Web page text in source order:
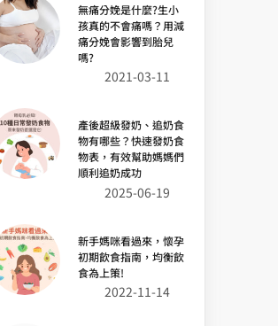
無痛分娩是什麼?生小
孩真的不會痛嗎？用減
痛分娩會影響到胎兒
嗎?
2021-03-11
產後超級發奶、追奶食
物有哪些？快速發奶食
物表，有效幫助媽媽們
順利追奶成功
2025-06-19
新手媽咪看過來，懷孕
初期飲食指南，均衡飲
食為上策!
2022-11-14